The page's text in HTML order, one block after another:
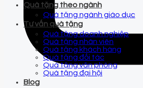
Quà tặng theo ngành
Quà tặng ngành giáo dục
Tư vấn quà tặng
Quà tặng doanh nghiệp
Quà tặng nhân viên
Quà tặng khách hàng
Quà tặng đối tác
Quà tặng văn phòng
Quà tặng đại hội
Blog